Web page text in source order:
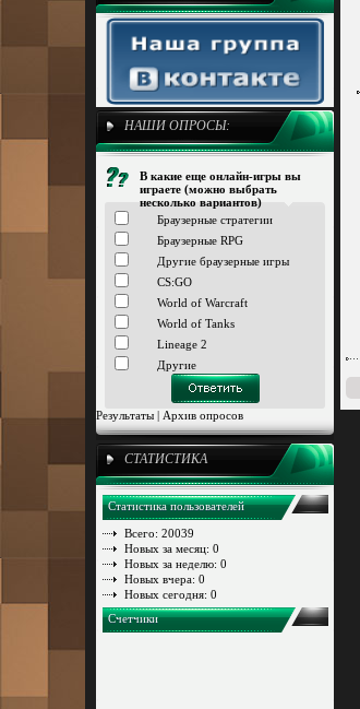
НАШИ ОПРОСЫ:
В какие еще онлайн-игры вы
играете (можно выбрать
несколько вариантов)
Браузерные стратегии
Браузерные RPG
Другие браузерные игры
CS:GO
World of Warcraft
World of Tanks
Lineage 2
Другие
Результаты | Архив опросов
СТАТИСТИКА
Статистика пользователей
Всего: 20039
Новых за месяц: 0
Новых за неделю: 0
Новых вчера: 0
Новых сегодня: 0
Счетчики